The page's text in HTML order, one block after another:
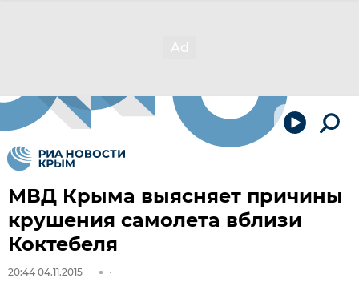
МВД Крыма выясняет причины
крушения самолета вблизи
Коктебеля
20:44 04.11.2015